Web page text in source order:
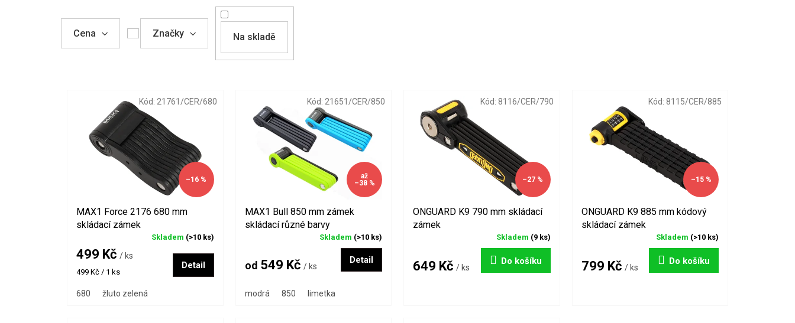
r
Cena Značky Na skladě
–16 %
MAX1 Force 2176 680 mm
skládací zámek
Skladem (>10 ks)
499 Kč / ks
Měrná
499 Kč / 1 ks
Detail
680 žluto zelená
Kód: 21761/CER/680
až
–38 %
MAX1 Bull 850 mm zámek
skládací různé barvy
Skladem (>10 ks)
od549 Kč / ks
Detail
modrá 850 limetka
Kód: 21651/CER/850
–27 %
ONGUARD K9 790 mm skládací
zámek
Skladem (9 ks)
649 Kč / ks
Do košíku
Kód: 8116/CER/790
–15 %
ONGUARD K9 885 mm kódový
skládací zámek
Skladem (>10 ks)
799 Kč / ks
Do košíku
Kód: 8115/CER/885